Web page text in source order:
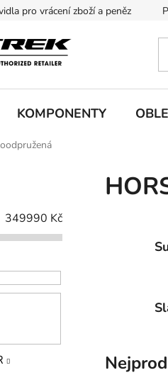
pro vrácení zboží a peněz
KOMPONENTY
349990 Kč